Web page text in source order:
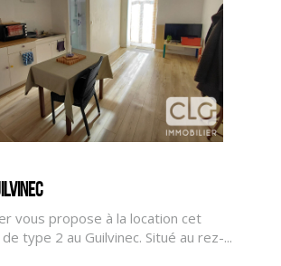
vous propose à la location cet
type 2 au Guilvinec. Situé au rez-...